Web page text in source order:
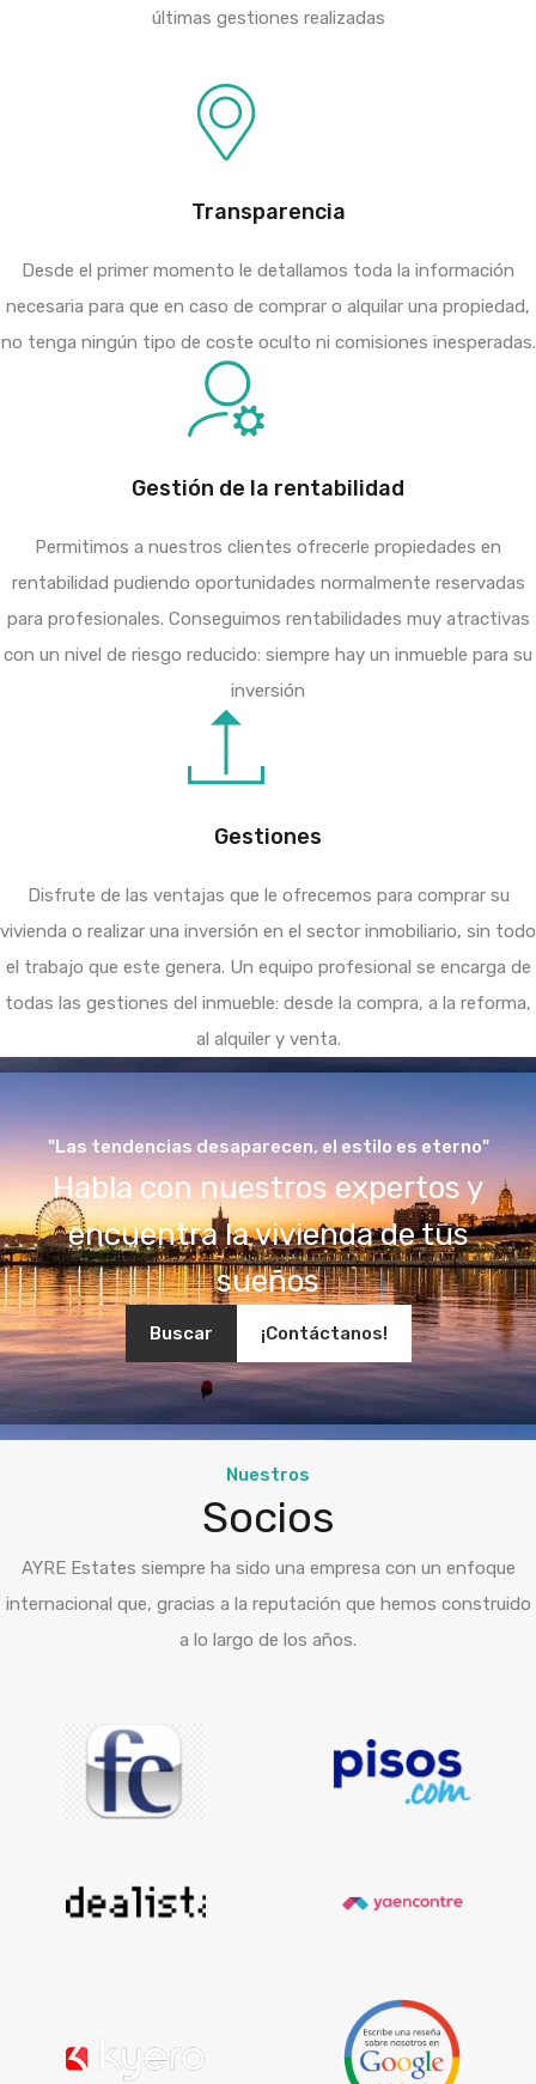
últimas gestiones realizadas
Transparencia
Desde el primer momento le detallamos toda la información
necesaria para que en caso de comprar o alquilar una propiedad,
no tenga ningún tipo de coste oculto ni comisiones inesperadas.
Gestión de la rentabilidad
Permitimos a nuestros clientes ofrecerle propiedades en
rentabilidad pudiendo oportunidades normalmente reservadas
para profesionales. Conseguimos rentabilidades muy atractivas
con un nivel de riesgo reducido: siempre hay un inmueble para su
inversión
Gestiones
Disfrute de las ventajas que le ofrecemos para comprar su
vivienda o realizar una inversión en el sector inmobiliario, sin todo
el trabajo que este genera. Un equipo profesional se encarga de
todas las gestiones del inmueble: desde la compra, a la reforma,
al alquiler y venta.
"Las tendencias desaparecen, el estilo es eterno"
Habla con nuestros expertos y
encuentra la vivienda de tus
sueños
Buscar ¡Contáctanos!
Nuestros
Socios
AYRE Estates siempre ha sido una empresa con un enfoque
internacional que, gracias a la reputación que hemos construido
a lo largo de los años.